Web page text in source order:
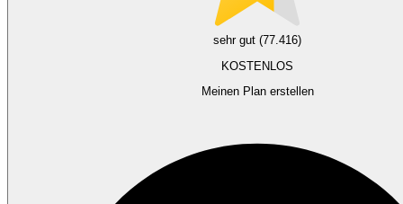
sehr gut (77.416)
KOSTENLOS
Meinen Plan erstellen